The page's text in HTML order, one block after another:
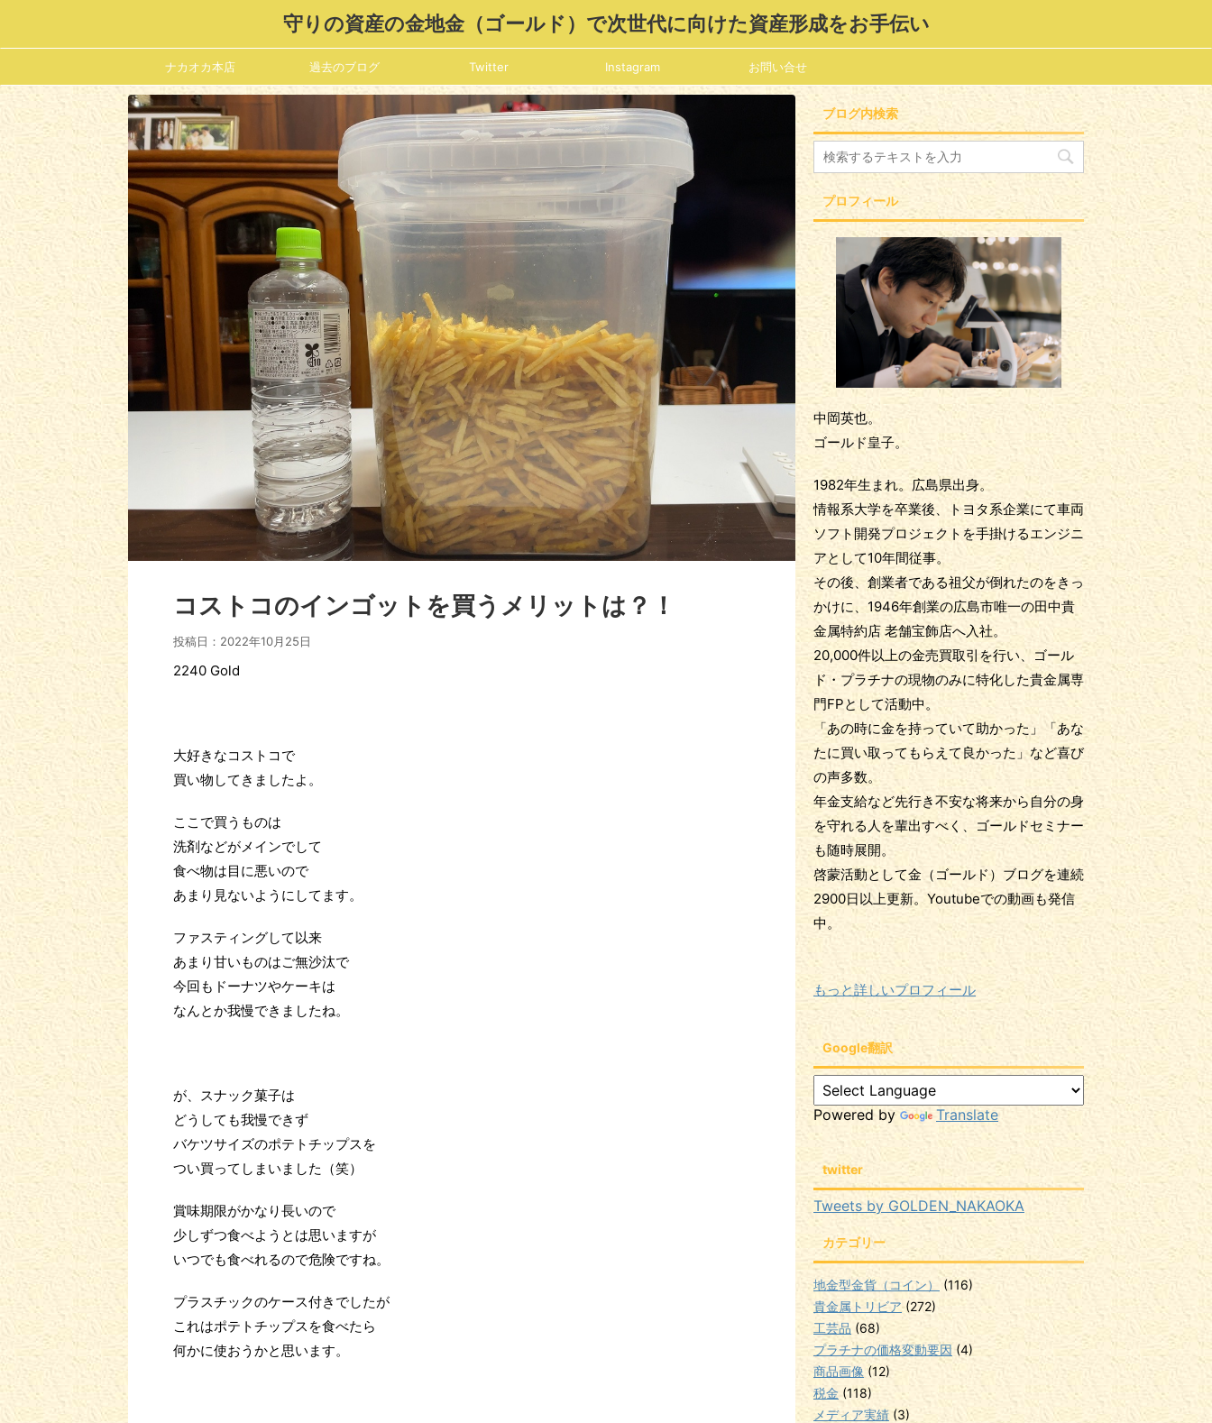
守りの資産の金地金（ゴールド）で次世代に向けた資産形成をお手伝い
ナカオカ本店 過去のブログ Twitter Instagram お問い合せ
コストコのインゴットを買うメリットは？！
投稿日： 2022年10月25日
2240 Gold
大好きなコストコで
買い物してきましたよ。
ここで買うものは
洗剤などがメインでして
食べ物は目に悪いので
あまり見ないようにしてます。
ファスティングして以来
あまり甘いものはご無沙汰で
今回もドーナツやケーキは
なんとか我慢できましたね。
が、スナック菓子は
どうしても我慢できず
バケツサイズのポテトチップスを
つい買ってしまいました（笑）
賞味期限がかなり長いので
少しずつ食べようとは思いますが
いつでも食べれるので危険ですね。
プラスチックのケース付きでしたが
これはポテトチップスを食べたら
何かに使おうかと思います。
ブログ内検索
プロフィール
中岡英也。
ゴールド皇子。
1982年生まれ。広島県出身。
情報系大学を卒業後、トヨタ系企業にて車両
ソフト開発プロジェクトを手掛けるエンジニ
アとして10年間従事。
その後、創業者である祖父が倒れたのをきっ
かけに、1946年創業の広島市唯一の田中貴
金属特約店 老舗宝飾店へ入社。
20,000件以上の金売買取引を行い、ゴール
ド・プラチナの現物のみに特化した貴金属専
門FPとして活動中。
「あの時に金を持っていて助かった」「あな
たに買い取ってもらえて良かった」など喜び
の声多数。
年金支給など先行き不安な将来から自分の身
を守れる人を輩出すべく、ゴールドセミナー
も随時展開。
啓蒙活動として金（ゴールド）ブログを連続
2900日以上更新。Youtubeでの動画も発信
中。
もっと詳しいプロフィール
Google翻訳
Powered by Translate
twitter
Tweets by GOLDEN_NAKAOKA
カテゴリー
地金型金貨（コイン）
(116)
貴金属トリビア(272)
工芸品 (68)
プラチナの価格変動要因 (4)
商品画像 (12)
税金 (118)
メディア実績 (3)